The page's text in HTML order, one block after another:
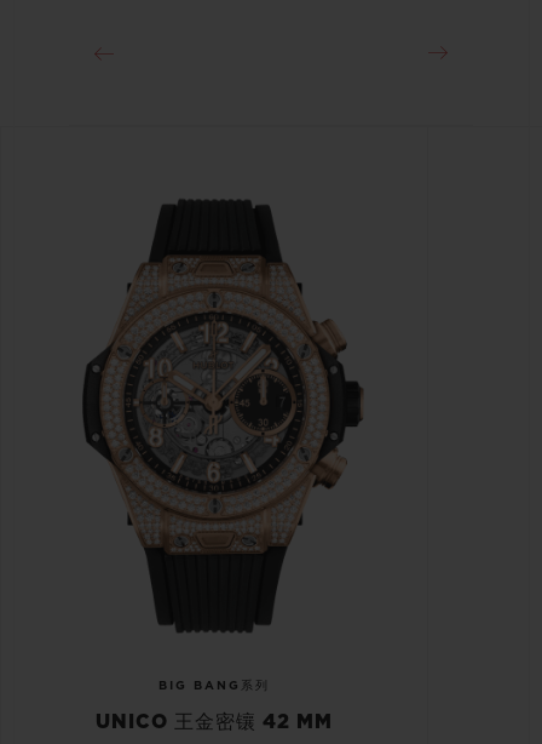
BIG BANG系列
UNICO 王金密镶 42 MM